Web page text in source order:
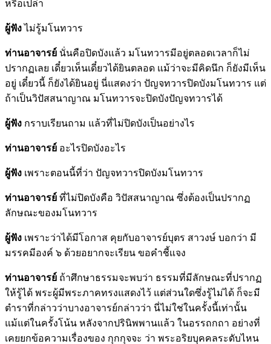
หรือเปล่า
ผู้ฟังไม่รู้มโนทวาร
ท่านอาจารย์ นั่นคือปิดบังแล้ว มโนทวารมีอยู่ตลอดเวลาก็ไม่
ปรากฏเลย เดี๋ยวเห็นเดี๋ยวได้ยินตลอด แม้ว่าจะมีคิดนึก ก็ยังมีเห็น
อยู่ เดี๋ยวนี้ ก็ยังได้ยินอยู่ นี่แสดงว่า ปัญจทวารปิดบังมโนทวาร แต่
ถ้าเป็นวิปัสสนาญาณ มโนทวารจะปิดบังปัญจทวารได้
ผู้ฟัง กราบเรียนถาม แล้วที่ไม่ปิดบังเป็นอย่างไร
ท่านอาจารย์ อะไรปิดบังอะไร
ผู้ฟัง เพราะตอนนี้ที่ว่า ปัญจทวารปิดบังมโนทวาร
ท่านอาจารย์ ที่ไม่ปิดบังคือ วิปัสสนาญาณ ซึ่งต้องเป็นปรากฏ
ลักษณะของมโนทวาร
ผู้ฟัง เพราะว่าได้มีโอกาส คุยกับอาจารย์บุตร สาวงษ์ บอกว่า มี
มรรคมีองค์ ๖ ด้วยอยากจะเรียน ขอคำชี้แจง
ท่านอาจารย์ ถ้าศึกษาธรรมจะพบว่า ธรรมที่มีลักษณะที่ปรากฏ
ให้รู้ได้ พระผู้มีพระภาคทรงแสดงไว้ แต่ส่วนใดซึ่งรู้ไม่ได้ ก็จะมี
ตำราที่กล่าวว่าบางอาจารย์กล่าวว่า นี่ไม่ใช่ในครั้งนี้เท่านั้น
แม้แต่ในครั้งโน้น หลังจากปรินิพพานแล้ว ในอรรถกถา อย่างที่
เคยยกข้อความเรื่องของ กุกกุจจะ ว่า พระอริยบุคคลระดับไหน